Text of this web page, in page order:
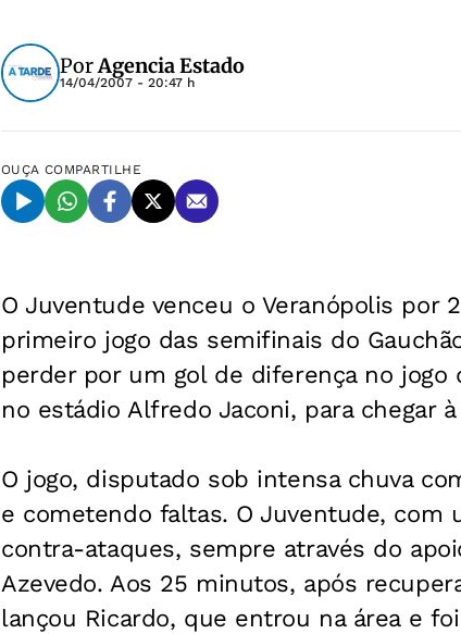
PorAgencia Estado
14/04/2007 - 20:47 h
OUÇA COMPARTILHE
O Juventude venceu o Veranópolis por
primeiro jogo das semifinais do
perder por um gol de diferença no
no estádio Alfredo Jaconi, para chegar
O jogo, disputado sob intensa chuva
e cometendo faltas. O Juventude, com
contra-ataques, sempre através do
Azevedo. Aos 25 minutos, após
lançou Ricardo, que entrou na área e